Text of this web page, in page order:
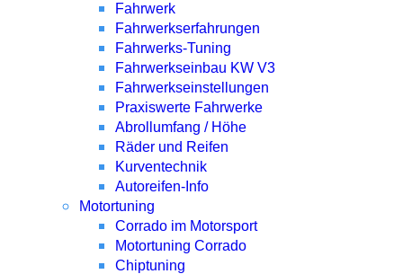
Fahrwerk
Fahrwerkserfahrungen
Fahrwerks-Tuning
Fahrwerkseinbau KW V3
Fahrwerkseinstellungen
Praxiswerte Fahrwerke
Abrollumfang / Höhe
Räder und Reifen
Kurventechnik
Autoreifen-Info
Motortuning
Corrado im Motorsport
Motortuning Corrado
Chiptuning